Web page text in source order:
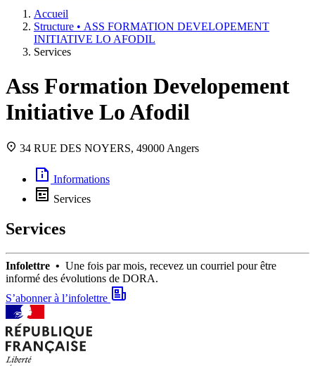
Accueil
Structure • ASS FORMATION DEVELOPEMENT
INITIATIVE LO AFODIL
Services
Ass Formation Developement
Initiative Lo Afodil
34 RUE DES NOYERS, 49000 Angers
Informations
Services
Services
Infolettre • Une fois par mois, recevez un courriel pour être
informé des évolutions de DORA.
S’abonner à l’infolettre